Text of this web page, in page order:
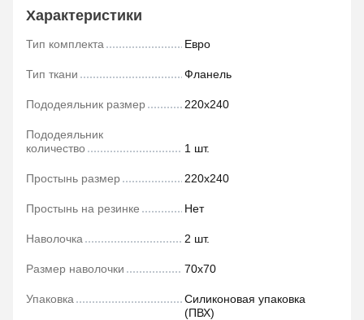
Характеристики
Тип комплекта Евро
Тип ткани Фланель
Пододеяльник размер 220х240
Пододеяльник
количество
1 шт.
Простынь размер 220х240
Простынь на резинке Нет
Наволочка 2 шт.
Размер наволочки 70х70
Упаковка
Силиконовая упаковка
(ПВХ)